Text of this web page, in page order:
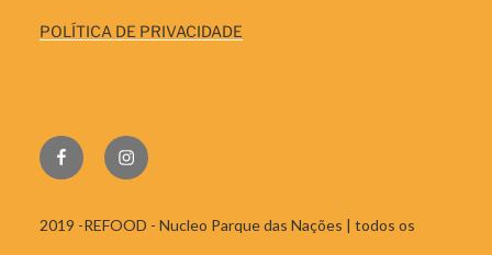
POLÍTICA DE PRIVACIDADE
FACEBOOKINSTAGRAM
2019 -REFOOD - Nucleo Parque das Nações | todos os